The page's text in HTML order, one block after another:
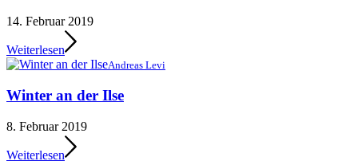
14. Februar 2019
Weiterlesen
Andreas Levi
Winter an der Ilse
8. Februar 2019
Weiterlesen